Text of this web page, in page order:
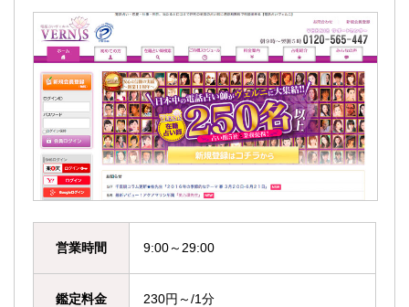
営業時間 9:00～29:00
鑑定料金 230円～/1分